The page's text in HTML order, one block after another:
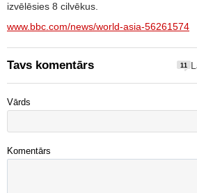
izvēlēsies 8 cilvēkus.
www.bbc.com/news/world-asia-56261574
Tavs komentārs 11
Vārds
Komentārs